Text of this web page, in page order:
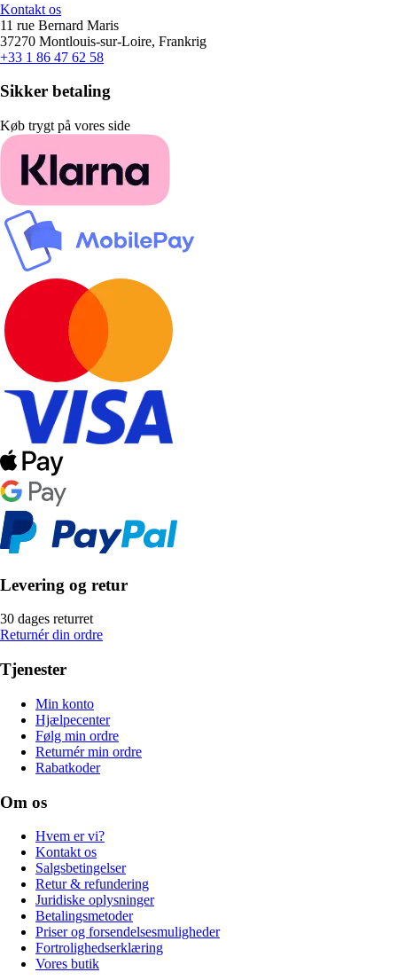
Kontakt os
11 rue Bernard Maris
37270 Montlouis-sur-Loire, Frankrig
+33 1 86 47 62 58
Sikker betaling
Køb trygt på vores side
Levering og retur
30 dages returret
Returnér din ordre
Tjenester
Min konto
Hjælpecenter
Følg min ordre
Returnér min ordre
Rabatkoder
Om os
Hvem er vi?
Kontakt os
Salgsbetingelser
Retur & refundering
Juridiske oplysninger
Betalingsmetoder
Priser og forsendelsesmuligheder
Fortrolighedserklæring
Vores butik